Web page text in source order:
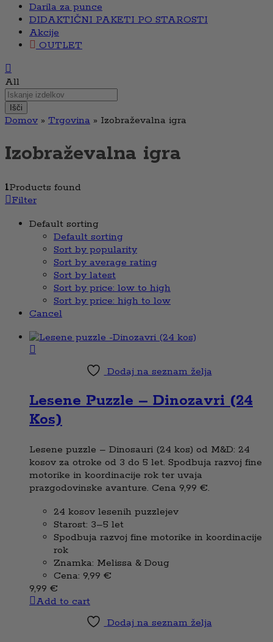
Darila za punce
DIDAKTIČNI PAKETI PO STAROSTI
Akcije
OUTLET
All
Išči
Domov » Trgovina » Izobraževalna igra
Izobraževalna igra
1Products found
Filter
Default sorting
Default sorting
Sort by popularity
Sort by average rating
Sort by latest
Sort by price: low to high
Sort by price: high to low
Cancel
Dodaj na seznam želja
Lesene Puzzle – Dinozavri (24
Kos)
Lesene puzzle – Dinosauri (24 kos) od M&D: 24
kosov za otroke od 3 do 5 let. Spodbuja razvoj fine
motorike in koordinacije rok ter uvaja
prazgodovinske avanture. Cena 9,99 €.
24 kosov lesenih puzzlejev
Starost: 3–5 let
Spodbuja razvoj fine motorike in koordinacije
rok
Znamka: Melissa & Doug
Cena: 9,99 €
9,99 €
Add to cart
Dodaj na seznam želja